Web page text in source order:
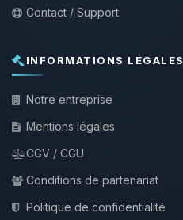
Contact / Support
INFORMATIONS LÉGALES
Notre entreprise
Mentions légales
CGV / CGU
Conditions de partenariat
Politique de confidentialité